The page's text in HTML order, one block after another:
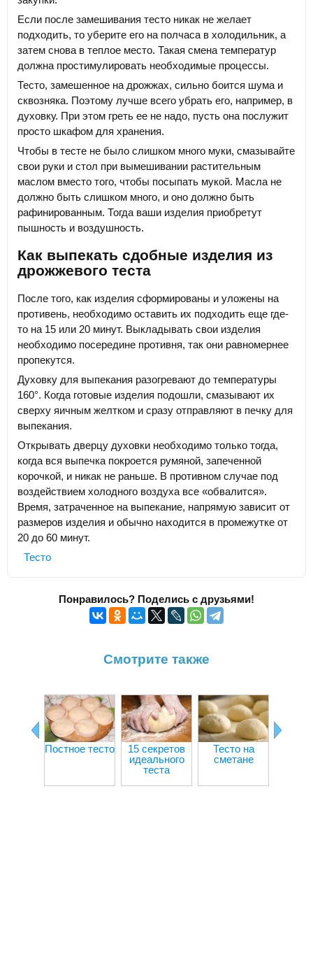
Если после замешивания тесто никак не желает
подходить, то уберите его на полчаса в холодильник, а
затем снова в теплое место. Такая смена температур
должна простимулировать необходимые процессы.
Тесто, замешенное на дрожжах, сильно боится шума и
сквозняка. Поэтому лучше всего убрать его, например, в
духовку. При этом греть ее не надо, пусть она послужит
просто шкафом для хранения.
Чтобы в тесте не было слишком много муки, смазывайте
свои руки и стол при вымешивании растительным
маслом вместо того, чтобы посыпать мукой. Масла не
должно быть слишком много, и оно должно быть
рафинированным. Тогда ваши изделия приобретут
пышность и воздушность.
Как выпекать сдобные изделия из
дрожжевого теста
После того, как изделия сформированы и уложены на
противень, необходимо оставить их подходить еще где-
то на 15 или 20 минут. Выкладывать свои изделия
необходимо посередине противня, так они равномернее
пропекутся.
Духовку для выпекания разогревают до температуры
160°. Когда готовые изделия подошли, смазывают их
сверху яичным желтком и сразу отправляют в печку для
выпекания.
Открывать дверцу духовки необходимо только тогда,
когда вся выпечка покроется румяной, запеченной
корочкой, и никак не раньше. В противном случае под
воздействием холодного воздуха все «обвалится».
Время, затраченное на выпекание, напрямую зависит от
размеров изделия и обычно находится в промежутке от
20 до 60 минут.
Тесто
Понравилось? Поделись с друзьями!
Смотрите также
Постное тесто
15 секретов
идеального
теста
Тесто на
сметане